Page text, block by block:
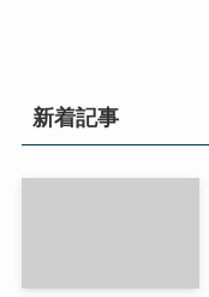
新着記事